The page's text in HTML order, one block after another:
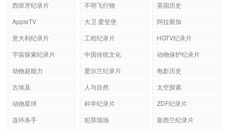
西班牙纪录片
不明飞行物
英国历史
AppleTV
大卫·爱登堡
阿拉斯加
意大利纪录片
工程纪录片
HGTV纪录片
宇宙探索纪录片
中国传统文化
动物保护纪录片
动物超能力
爱尔兰纪录片
电影历史
古埃及
人与自然
太空探索
动物星球
科学纪录片
ZDF纪录片
连环杀手
犯罪现场
新西兰纪录片